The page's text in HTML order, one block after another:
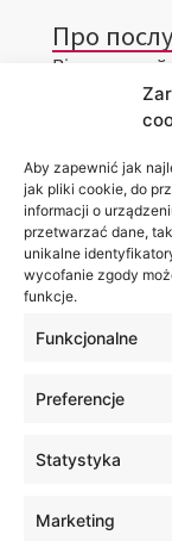
Aby zapewnić jak
jak pliki cookie, do
informacji o
przetwarzać dane,
unikalne
wycofanie zgody
funkcje.
Funkcjonalne
Preferencje
Statystyka
Marketing
Про
Віртуальний